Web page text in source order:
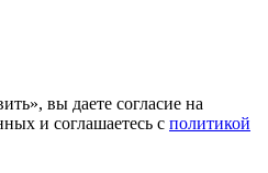
, вы даете согласие на
и соглашаетесь с политикой